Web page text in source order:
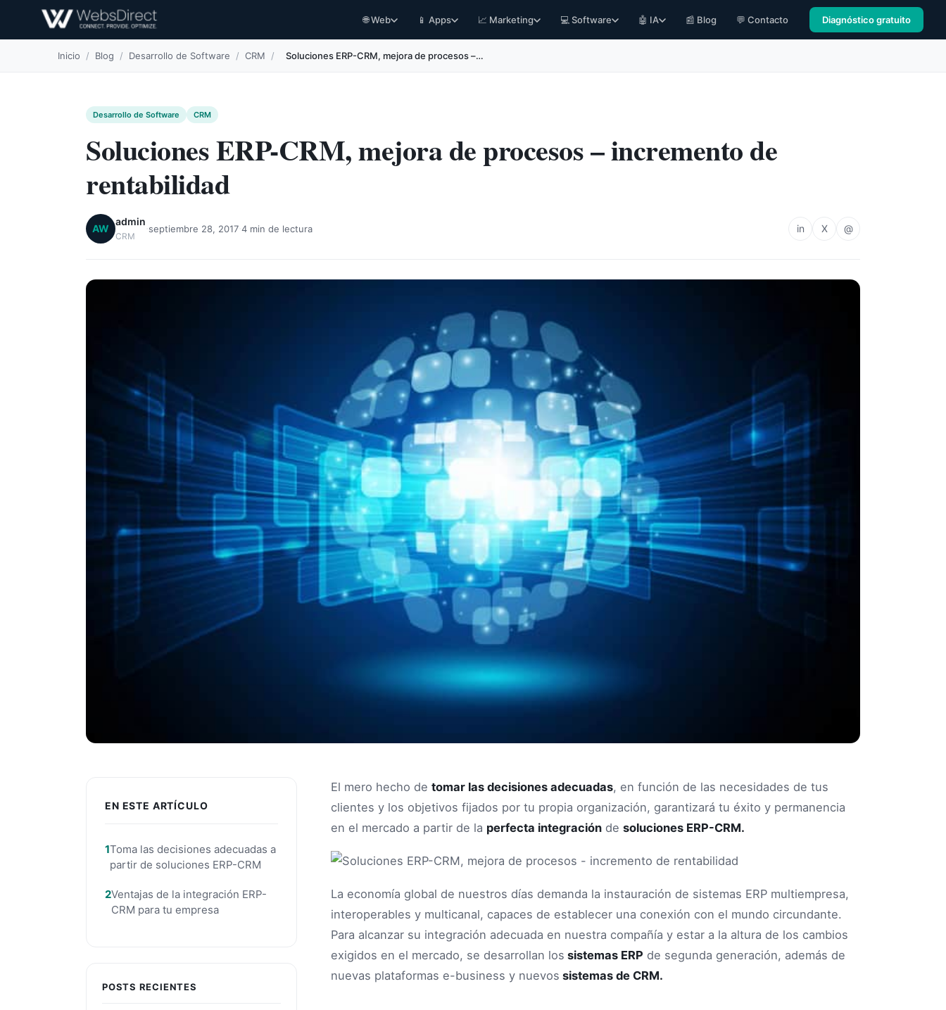
🌐 Web 📱 Apps 📈 Marketing 💻 Software 🤖 IA 📰 Blog 💬 Contacto Diagnóstico gratuito
Inicio / Blog / Desarrollo de Software / CRM / Soluciones ERP-CRM, mejora de procesos –…
Desarrollo de Software CRM
Soluciones ERP-CRM, mejora de procesos – incremento de
rentabilidad
AW
admin
CRM
septiembre 28, 2017 4 min de lectura in X @
EN ESTE ARTÍCULO
Toma las decisiones adecuadas a
partir de soluciones ERP-CRM
Ventajas de la integración ERP-
CRM para tu empresa
POSTS RECIENTES
El mero hecho de tomar las decisiones adecuadas, en función de las necesidades de tus
clientes y los objetivos fijados por tu propia organización, garantizará tu éxito y permanencia
en el mercado a partir de la perfecta integración de soluciones ERP-CRM.
La economía global de nuestros días demanda la instauración de sistemas ERP multiempresa,
interoperables y multicanal, capaces de establecer una conexión con el mundo circundante.
Para alcanzar su integración adecuada en nuestra compañía y estar a la altura de los cambios
exigidos en el mercado, se desarrollan los sistemas ERP de segunda generación, además de
nuevas plataformas e-business y nuevos sistemas de CRM.